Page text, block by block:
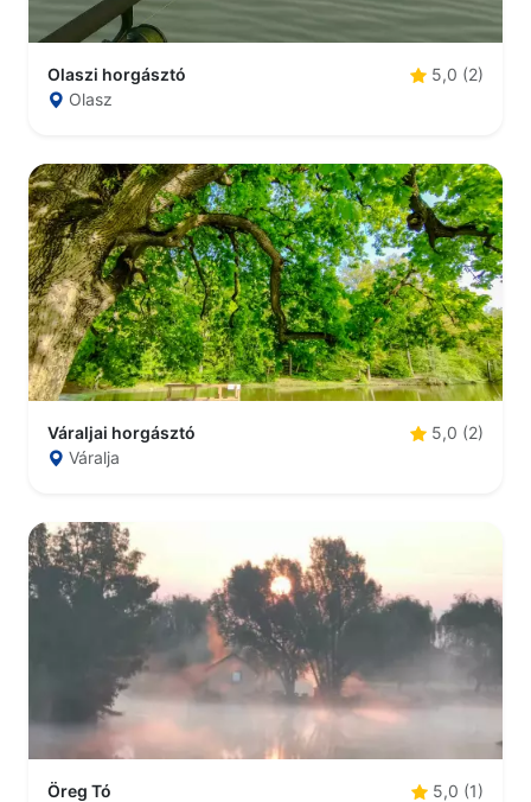
Olaszi horgásztó
5,0 (2)
Olasz
Váraljai horgásztó
5,0 (2)
Váralja
Öreg Tó
5,0 (1)